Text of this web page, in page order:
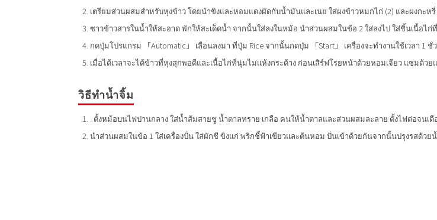
เตรียมส่วนผสมสำหรับหุงข้าว โดยนำขิงและหอมแดงผัดกับน้ำมันและเนย ใส่ผงข้าวหมกไก่ (2) และผงกะห
ซาวข้าวสารในน้ำให้สะอาด พักให้สะเด็ดน้ำ จากนั้นใส่ลงในหม้อ นำส่วนผสมในข้อ 2 ใส่ลงไป ใส่ชิ้นเนื้อไ
กดปุ่มโปรแกรม 「Automatic」 เลื่อนลงมา ที่ปุ่ม Rice จากนั้นกดปุ่ม 「Start」 เครื่องจะทำงานใช้เวลา 1
เมื่อได้เวลาจะได้ข้าวที่หุงสุกพอดีและเนื้อไก่ที่นุ่มไม่แห้งกระด้าง ก่อนเสิร์ฟโรยหน้าด้วยหอมเจียว แซมด้ว
วิธีทำน้ำจิ้ม
. ตั้งหม้อบนไฟปานกลาง ใส่น้ำส้มสายชู น้ำตาลทราย เกลือ คนให้น้ำตาลและส่วนผสมละลาย ตั้งไฟต่อจนเดื
นำส่วนผสมในข้อ 1 ใส่เครื่องปั่น ใส่ผักชี ขิงแก่ พริกชี้ฟ้าเขียวและต้นหอม ปั่นเข้าด้วยกันจากนั้นปรุงรสด้วย